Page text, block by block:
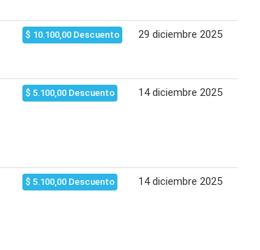
$ 10.100,00 Descuento 29 diciembre 2025
$ 5.100,00 Descuento 14 diciembre 2025
$ 5.100,00 Descuento 14 diciembre 2025